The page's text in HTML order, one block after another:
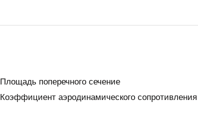
Площадь поперечного сечение
Коэффициент аэродинамического сопротивления